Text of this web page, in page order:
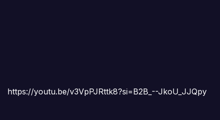
https://youtu.be/v3VpPJRttk8?si=B2B_--JkoU_JJQpy